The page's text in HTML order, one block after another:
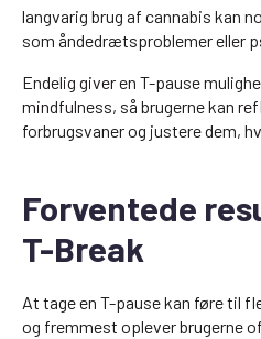
langvarig brug af cannabis kan
som åndedrætsproblemer eller
Endelig giver en T-pause
mindfulness, så brugerne kan
forbrugsvaner og justere dem,
Forventede
T-Break
At tage en T-pause kan føre til
og fremmest oplever brugerne